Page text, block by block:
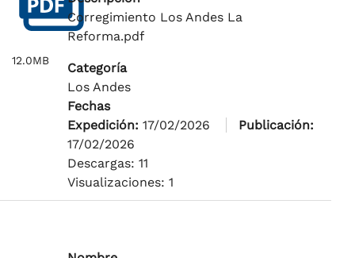
12.0MB
Corregimiento Los Andes La
Reforma.pdf
Categoría
Los Andes
Fechas
Expedición: 17/02/2026
Publicación:
17/02/2026
Descargas: 11
Visualizaciones: 1